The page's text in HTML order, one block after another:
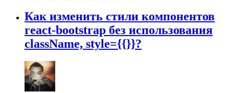
Как изменить стили компонентов
react-bootstrap без использования
className, style={{}}?